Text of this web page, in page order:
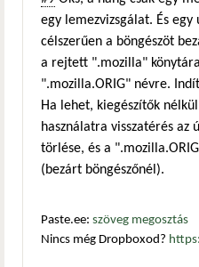
egy lemezvizsgálat. És
célszerűen a böngészöt
a rejtett ".mozilla"
".mozilla.ORIG" névre.
Ha lehet, kiegészítők
használatra visszatérés az
törlése, és a
(bezárt böngészőnél).
Paste.ee: szöveg megosztás
Nincs még Dropboxod?